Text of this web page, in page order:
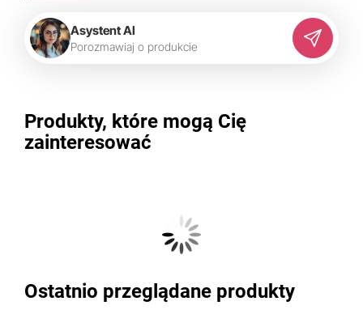
Asystent AI
Porozmawiaj o produkcie
Produkty, które mogą Cię
zainteresować
Ostatnio przeglądane produkty